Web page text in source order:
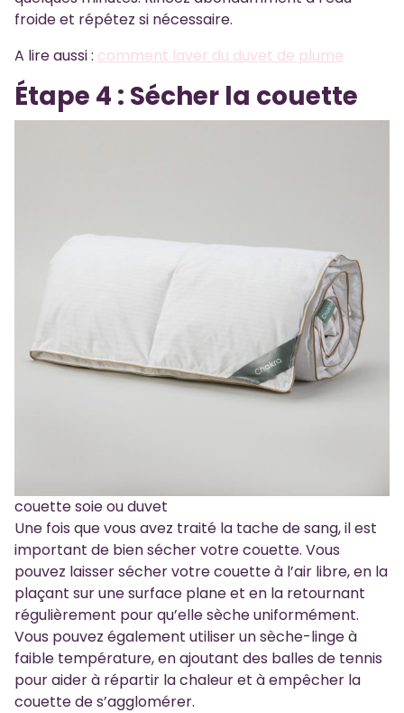
froide et répétez si nécessaire.
A lire aussi : comment laver du duvet de plume
Étape 4 : Sécher la couette
couette soie ou duvet
Une fois que vous avez traité la tache de sang, il est
important de bien sécher votre couette. Vous
pouvez laisser sécher votre couette à l’air libre, en la
plaçant sur une surface plane et en la retournant
régulièrement pour qu’elle sèche uniformément.
Vous pouvez également utiliser un sèche-linge à
faible température, en ajoutant des balles de tennis
pour aider à répartir la chaleur et à empêcher la
couette de s’agglomérer.